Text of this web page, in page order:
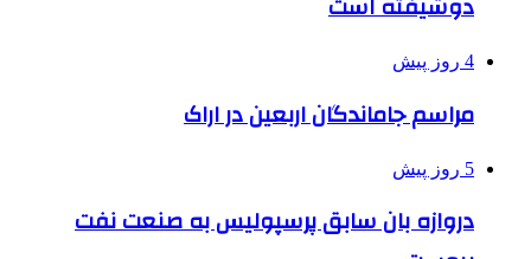
4 روز پیش
مراسم جاماندگان اربعین در اراک
5 روز پیش
دروازه بان سابق پرسپولیس به صنعت نفت